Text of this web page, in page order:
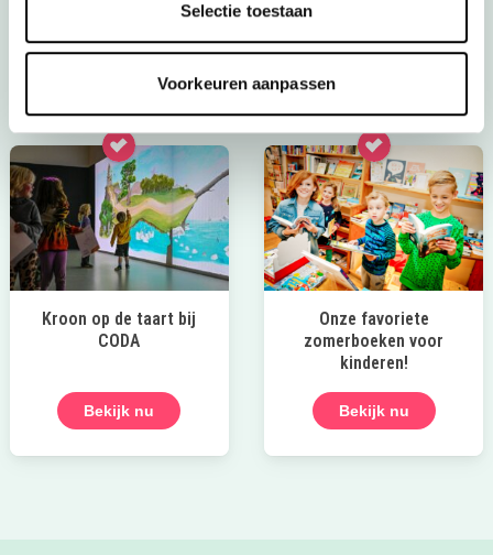
Selectie toestaan
Voorkeuren aanpassen
Kroon op de taart bij
CODA
Bekijk nu
Onze favoriete
zomerboeken voor
kinderen!
Bekijk nu